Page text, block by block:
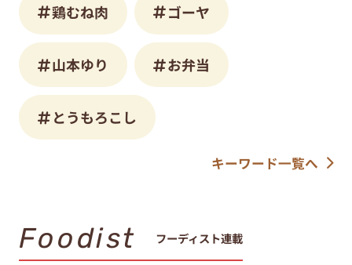
鶏むね肉 ゴーヤ
山本ゆり お弁当
とうもろこし
キーワード一覧へ
Foodist フーディスト連載